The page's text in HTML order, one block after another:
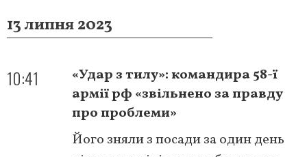
13 липня 2023
10:41
«Удар з тилу»: командира 58-ї
армії рф «звільнено за правду
про проблеми»
Його зняли з посади за один день